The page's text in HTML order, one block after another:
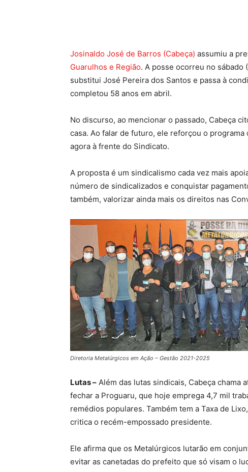
Josinaldo José de Barros (Cabeça) assumiu a
Guarulhos e Região. A posse ocorreu no sábado
substitui José Pereira dos Santos e passa à
completou 58 anos em abril.
No discurso, ao mencionar o passado, Cabeça
casa. Ao falar de futuro, ele reforçou o programa
agora à frente do Sindicato.
A proposta é um sindicalismo cada vez mais
número de sindicalizados e conquistar
também, valorizar ainda mais os direitos nas
Diretoria Metalúrgicos em Ação – Gestão 2021-2025
Lutas – Além das lutas sindicais, Cabeça chama
fechar a Proguaru, que hoje emprega 4,7 mil
remédios populares. Também tem a Taxa de
critica o recém-empossado presidente.
Ele afirma que os Metalúrgicos lutarão em
evitar as canetadas do prefeito que só visam o